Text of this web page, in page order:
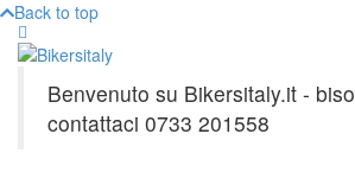
Back to top
Benvenuto su Bikersitaly.it -
contattaci 0733 201558